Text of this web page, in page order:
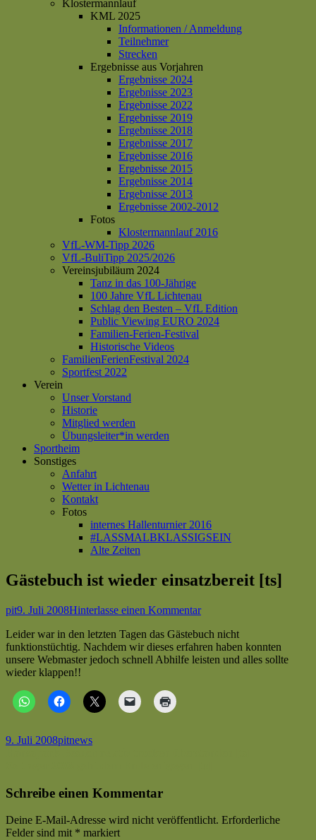
Klostermannlauf
KML 2025
Informationen / Anmeldung
Teilnehmer
Strecken
Ergebnisse aus Vorjahren
Ergebnisse 2024
Ergebnisse 2023
Ergebnisse 2022
Ergebnisse 2019
Ergebnisse 2018
Ergebnisse 2017
Ergebnisse 2016
Ergebnisse 2015
Ergebnisse 2014
Ergebnisse 2013
Ergebnisse 2002-2012
Fotos
Klostermannlauf 2016
VfL-WM-Tipp 2026
VfL-BuliTipp 2025/2026
Vereinsjubiläum 2024
Tanz in das 100-Jährige
100 Jahre VfL Lichtenau
Schlag den Besten – VfL Edition
Public Viewing EURO 2024
Familien-Ferien-Festival
Historische Videos
FamilienFerienFestival 2024
Sportfest 2022
Verein
Unser Vorstand
Historie
Mitglied werden
Übungsleiter*in werden
Sportheim
Sonstiges
Anfahrt
Wetter in Lichtenau
Kontakt
Fotos
internes Hallenturnier 2016
#LASSMALBKLASSIGSEIN
Alte Zeiten
Gästebuch ist wieder einsatzbereit [ts]
Autor
pitVeröffentlicht
9. Juli 2008Hinterlasse einen Kommentarzu
ist
wieder
einsatzbereit
Leider war in den letzten Tagen das Gästebuch nicht
funktionstüchtig. Nachdem wir dieses erfahren haben konnten
unsere Webmaster jedoch schnell Abhilfe leisten und alles sollte
wieder klappen!!
Veröffentlicht
9. Juli 2008Autor
pitKategorien
news
Schreibe einen Kommentar
Deine E-Mail-Adresse wird nicht veröffentlicht. Erforderliche
Felder sind mit * markiert